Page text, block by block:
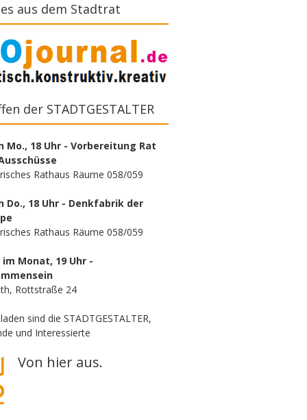
aus dem Stadtrat
der STADTGESTALTER
Mo., 18 Uhr - Vorbereitung Rat
Rathaus Räume 058/059
Do., 18 Uhr - Denkfabrik der
Rathaus Räume 058/059
im Monat, 19 Uhr -
Rottstraße 24
sind die STADTGESTALTER,
und Interessierte
Von hier aus.